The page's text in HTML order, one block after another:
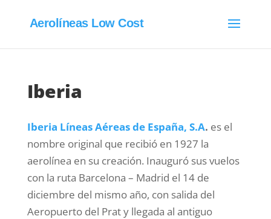
Aerolíneas Low Cost
Iberia
Iberia Líneas Aéreas de España, S.A. es el
nombre original que recibió en 1927 la
aerolínea en su creación. Inauguró sus vuelos
con la ruta Barcelona – Madrid el 14 de
diciembre del mismo año, con salida del
Aeropuerto del Prat y llegada al antiguo